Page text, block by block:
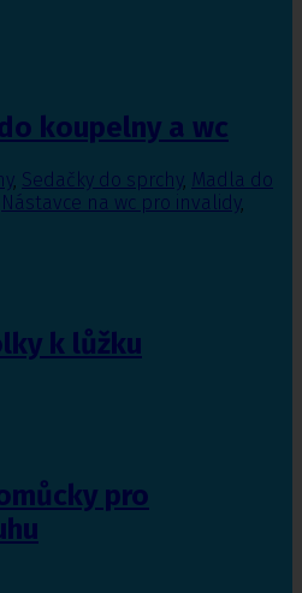
koupelny a wc
, Sedačky do sprchy, Madla do
Nástavce na wc pro invalidy,
k lůžku
pro